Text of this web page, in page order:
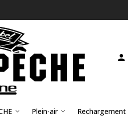
Plein-air Rechargement